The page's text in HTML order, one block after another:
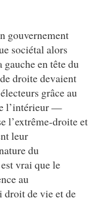
gouvernement
sociétal alors
en tête du
droite devaient
grâce au
l’intérieur —
l’extrême-droite et
leur
du
vrai que le
au
droit de vie et de